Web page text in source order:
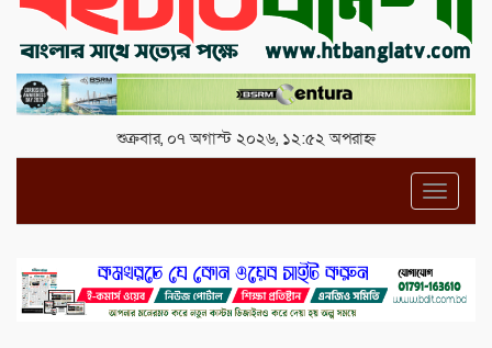
শুক্রবার, ০৭ অগাস্ট ২০২৬, ১২:৫২ অপরাহ্ন